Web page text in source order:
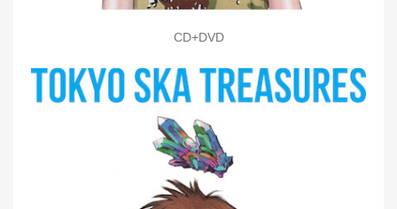
CD+DVD